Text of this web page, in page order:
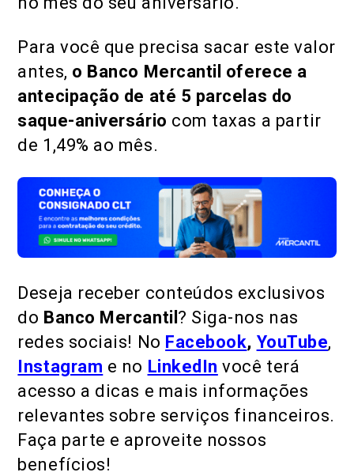
Para você que precisa sacar este valor
antes, o Banco Mercantil oferece a
antecipação de até 5 parcelas do
saque-aniversário com taxas a partir
de 1,49% ao mês.
Deseja receber conteúdos exclusivos
do Banco Mercantil ? Siga-nos nas
redes sociais! No Facebook, YouTube,
Instagram e no LinkedIn você terá
acesso a dicas e mais informações
relevantes sobre serviços financeiros.
Faça parte e aproveite nossos
benefícios!